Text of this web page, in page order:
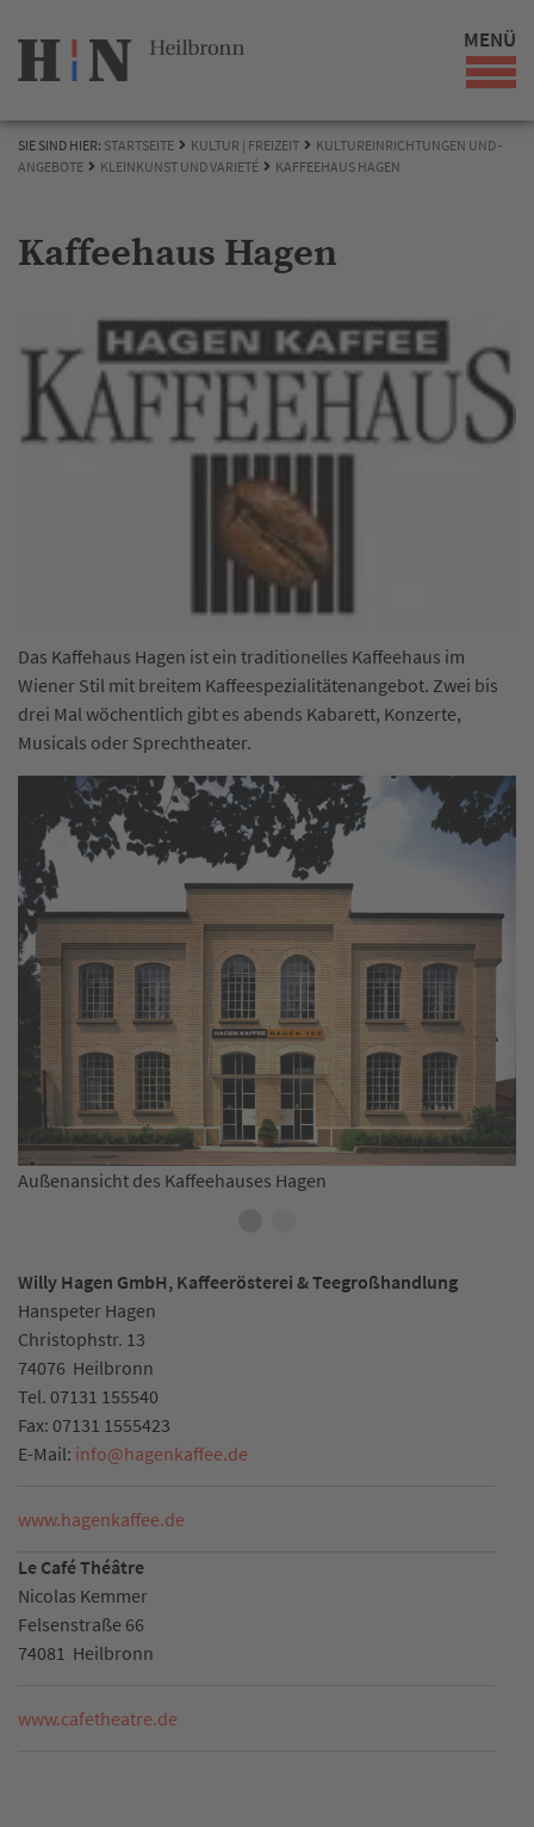
MENÜ
SIE SIND HIER: STARTSEITE KULTUR | FREIZEIT
KULTUREINRICHTUNGEN UND -
ANGEBOTE
KLEINKUNST UND VARIETÉ KAFFEEHAUS HAGEN
Kaffeehaus Hagen
Das Kaffehaus Hagen ist ein traditionelles Kaffeehaus im
Wiener Stil mit breitem Kaffeespezialitätenangebot. Zwei bis
drei Mal wöchentlich gibt es abends Kabarett, Konzerte,
Musicals oder Sprechtheater.
Außenansicht des Kaffeehauses Hagen
Willy Hagen GmbH, Kaffeerösterei & Teegroßhandlung
Hanspeter Hagen
Christophstr. 13
74076 Heilbronn
Tel. 07131 155540
Fax: 07131 1555423
E-Mail: info@hagenkaffee.de
www.hagenkaffee.de
Le Café Théâtre
Nicolas Kemmer
Felsenstraße 66
74081 Heilbronn
www.cafetheatre.de